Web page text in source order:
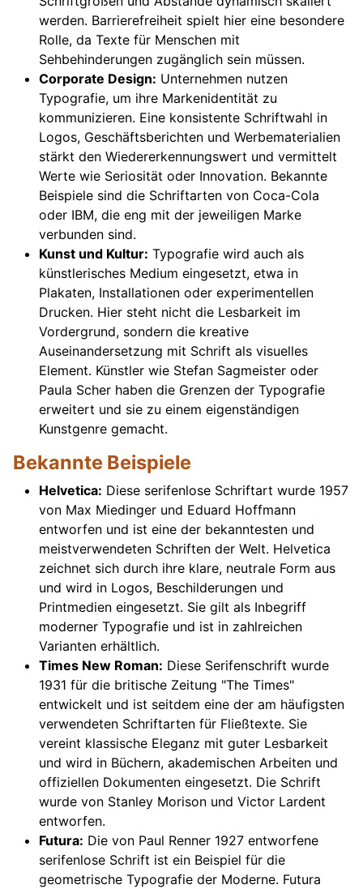
werden. Barrierefreiheit spielt hier eine besondere
Rolle, da Texte für Menschen mit
Sehbehinderungen zugänglich sein müssen.
Corporate Design: Unternehmen nutzen
Typografie, um ihre Markenidentität zu
kommunizieren. Eine konsistente Schriftwahl in
Logos, Geschäftsberichten und Werbematerialien
stärkt den Wiedererkennungswert und vermittelt
Werte wie Seriosität oder Innovation. Bekannte
Beispiele sind die Schriftarten von Coca-Cola
oder IBM, die eng mit der jeweiligen Marke
verbunden sind.
Kunst und Kultur: Typografie wird auch als
künstlerisches Medium eingesetzt, etwa in
Plakaten, Installationen oder experimentellen
Drucken. Hier steht nicht die Lesbarkeit im
Vordergrund, sondern die kreative
Auseinandersetzung mit Schrift als visuelles
Element. Künstler wie Stefan Sagmeister oder
Paula Scher haben die Grenzen der Typografie
erweitert und sie zu einem eigenständigen
Kunstgenre gemacht.
Bekannte Beispiele
Helvetica: Diese serifenlose Schriftart wurde 1957
von Max Miedinger und Eduard Hoffmann
entworfen und ist eine der bekanntesten und
meistverwendeten Schriften der Welt. Helvetica
zeichnet sich durch ihre klare, neutrale Form aus
und wird in Logos, Beschilderungen und
Printmedien eingesetzt. Sie gilt als Inbegriff
moderner Typografie und ist in zahlreichen
Varianten erhältlich.
Times New Roman: Diese Serifenschrift wurde
1931 für die britische Zeitung "The Times"
entwickelt und ist seitdem eine der am häufigsten
verwendeten Schriftarten für Fließtexte. Sie
vereint klassische Eleganz mit guter Lesbarkeit
und wird in Büchern, akademischen Arbeiten und
offiziellen Dokumenten eingesetzt. Die Schrift
wurde von Stanley Morison und Victor Lardent
entworfen.
Futura: Die von Paul Renner 1927 entworfene
serifenlose Schrift ist ein Beispiel für die
geometrische Typografie der Moderne. Futura